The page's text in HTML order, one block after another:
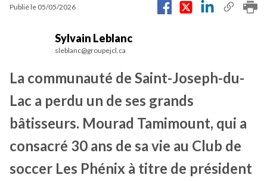
Publié le 05/05/2026
Sylvain Leblanc
sleblanc@groupejcl.ca
La communauté de Saint-Joseph-du-
Lac a perdu un de ses grands
bâtisseurs. Mourad Tamimount, qui a
consacré 30 ans de sa vie au Club de
soccer Les Phénix à titre de président